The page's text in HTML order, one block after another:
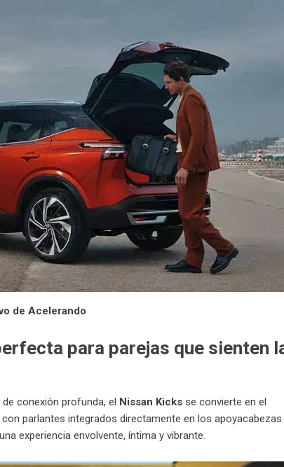
de Acelerando
para parejas que sienten
conexión profunda, el Nissan Kicks se convierte en el
con parlantes integrados directamente en los apoyacabezas
experiencia envolvente, íntima y vibrante.